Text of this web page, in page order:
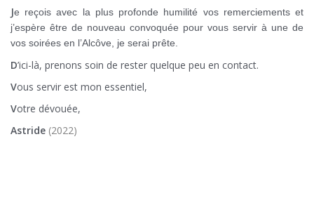
Je reçois avec la plus profonde humilité vos remerciements et
j’espère être de nouveau convoquée pour vous servir à une de
vos soirées en l’Alcôve, je serai prête.
D’ici-là, prenons soin de rester quelque peu en contact.
Vous servir est mon essentiel,
Votre dévouée,
Astride (2022)